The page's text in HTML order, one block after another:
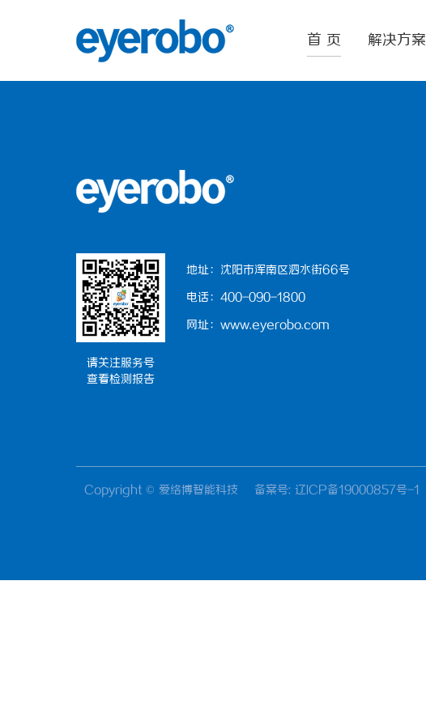
首 页 解决方案
地址：沈阳市浑南区泗水街66号
电话：400-090-1800
网址：www.eyerobo.com
请关注服务号
查看检测报告
Copyright © 爱络博智能科技 备案号: 辽ICP备19000857号-1